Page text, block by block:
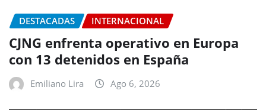
DESTACADAS INTERNACIONAL
CJNG enfrenta operativo en Europa
con 13 detenidos en España
Emiliano Lira Ago 6, 2026